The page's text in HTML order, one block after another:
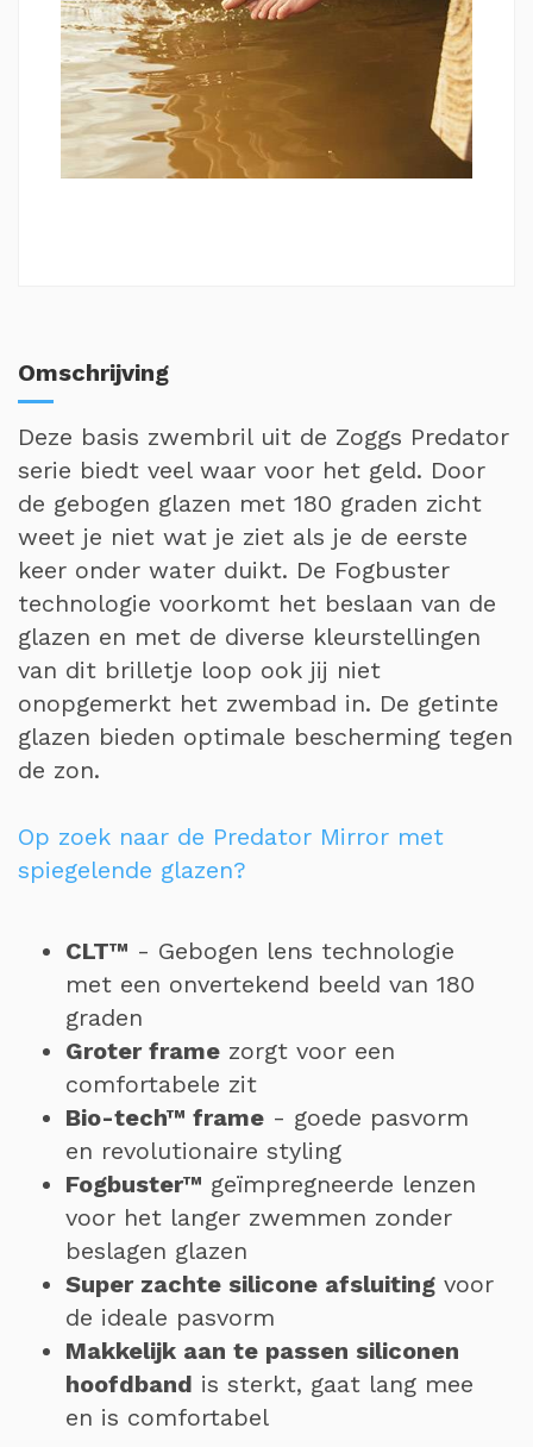
Omschrijving
Deze basis zwembril uit de Zoggs Predator
serie biedt veel waar voor het geld. Door
de gebogen glazen met 180 graden zicht
weet je niet wat je ziet als je de eerste
keer onder water duikt. De Fogbuster
technologie voorkomt het beslaan van de
glazen en met de diverse kleurstellingen
van dit brilletje loop ook jij niet
onopgemerkt het zwembad in. De getinte
glazen bieden optimale bescherming tegen
de zon.
Op zoek naar de Predator Mirror met
spiegelende glazen?
CLT™ - Gebogen lens technologie
met een onvertekend beeld van 180
graden
Groter frame zorgt voor een
comfortabele zit
Bio-tech™ frame - goede pasvorm
en revolutionaire styling
Fogbuster™ geïmpregneerde lenzen
voor het langer zwemmen zonder
beslagen glazen
Super zachte silicone afsluiting voor
de ideale pasvorm
Makkelijk aan te passen siliconen
hoofdband is sterkt, gaat lang mee
en is comfortabel